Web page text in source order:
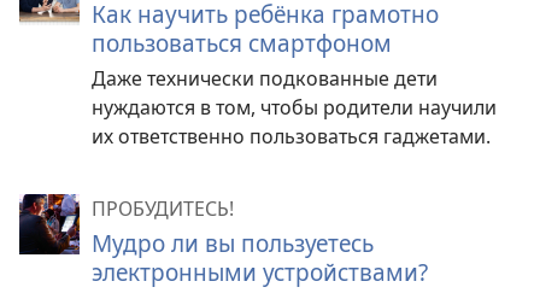
Как научить ребёнка грамотно
пользоваться смартфоном
Даже технически подкованные дети
нуждаются в том, чтобы родители научили
их ответственно пользоваться гаджетами.
ПРОБУДИТЕСЬ!
Мудро ли вы пользуетесь
электронными устройствами?